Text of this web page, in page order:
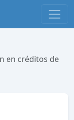
en créditos de